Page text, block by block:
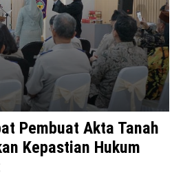
Pembuat Akta Tanah
Kepastian Hukum